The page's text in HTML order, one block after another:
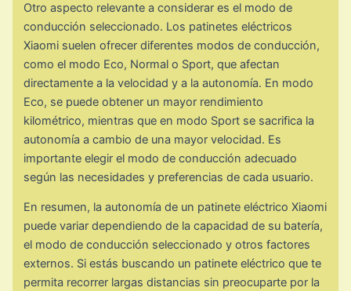
Otro aspecto relevante a considerar es el modo de
conducción seleccionado. Los patinetes eléctricos
Xiaomi suelen ofrecer diferentes modos de conducción,
como el modo Eco, Normal o Sport, que afectan
directamente a la velocidad y a la autonomía. En modo
Eco, se puede obtener un mayor rendimiento
kilométrico, mientras que en modo Sport se sacrifica la
autonomía a cambio de una mayor velocidad. Es
importante elegir el modo de conducción adecuado
según las necesidades y preferencias de cada usuario.
En resumen, la autonomía de un patinete eléctrico Xiaomi
puede variar dependiendo de la capacidad de su batería,
el modo de conducción seleccionado y otros factores
externos. Si estás buscando un patinete eléctrico que te
permita recorrer largas distancias sin preocuparte por la